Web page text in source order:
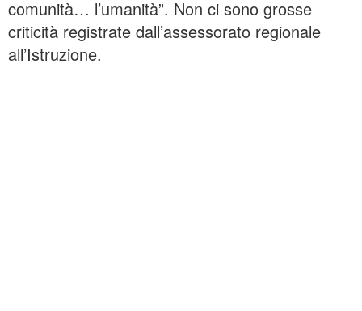
comunità… l’umanità”. Non ci sono grosse
criticità registrate dall’assessorato regionale
all’Istruzione.